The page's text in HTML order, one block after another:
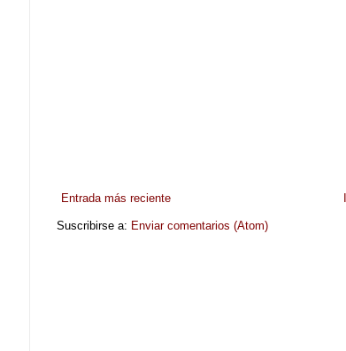
Entrada más reciente
Suscribirse a: Enviar comentarios (Atom)